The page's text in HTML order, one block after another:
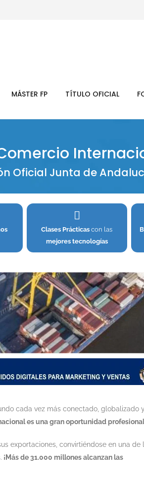
MÁSTER FP TÍTULO OFICIAL
Oficial Junta de
Clases Prácticas con las
mejores tecnologías
cada vez más conectado, globalizado y
es una gran oportunidad
exportaciones, convirtiéndose en una de
¡Más de 31.000 millones alcanzan las